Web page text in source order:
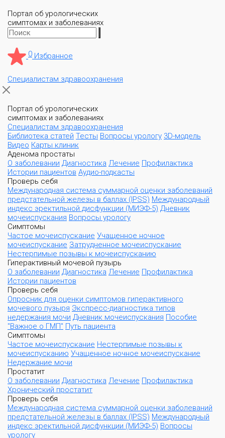
Портал об урологических
симптомах и заболеваниях
0 Избранное
Специалистам здравоохранения
Портал об урологических
симптомах и заболеваниях
Специалистам здравоохранения
Библиотека статей Тесты Вопросы урологу 3D-модель
Видео Карты клиник
Аденома простаты
О заболевании Диагностика Лечение Профилактика
Истории пациентов Аудио-подкасты
Проверь себя
Международная система суммарной оценки заболеваний
предстательной железы в баллах (IPSS) Международный
индекс эректильной дисфункции (МИЭФ-5) Дневник
мочеиспускания Вопросы урологу
Симптомы
Частое мочеиспускание Учащенное ночное
мочеиспускание Затрудненное мочеиспускание
Нестерпимые позывы к мочеиспусканию
Гиперактивный мочевой пузырь
О заболевании Диагностика Лечение Профилактика
Истории пациентов
Проверь себя
Опросник для оценки симптомов гиперактивного
мочевого пузыря Экспресс-диагностика типов
недержания мочи Дневник мочеиспускания Пособие
"Важное о ГМП" Путь пациента
Симптомы
Частое мочеиспускание Нестерпимые позывы к
мочеиспусканию Учащенное ночное мочеиспускание
Недержание мочи
Простатит
О заболевании Диагностика Лечение Профилактика
Хронический простатит
Проверь себя
Международная система суммарной оценки заболеваний
предстательной железы в баллах (IPSS) Международный
индекс эректильной дисфункции (МИЭФ-5) Вопросы
урологу